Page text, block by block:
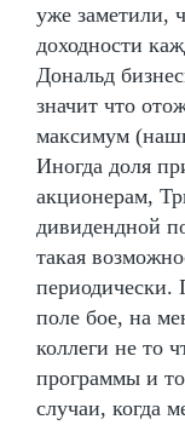
уже заметили,
доходности
Дональд
значит что
максимум
Иногда доля
акционерам,
дивидендной
такая
периодически.
поле бое, на
коллеги не то
программы и
случаи, когда